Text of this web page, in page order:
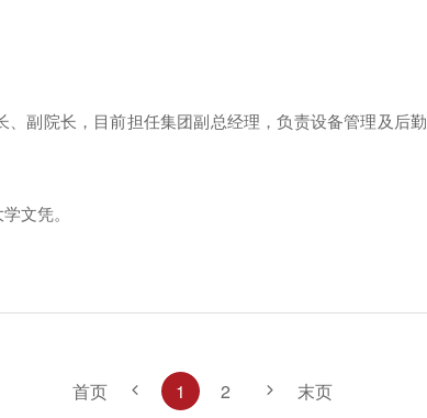
副院长，目前担任集团副总经理，负责设备管理及后勤
文凭。
首页 1 2 末页